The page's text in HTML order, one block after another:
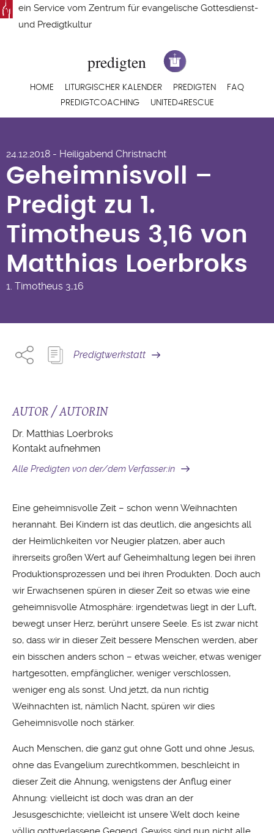
Direkt
zum
ein Service vom Zentrum für evangelische Gottesdienst-
und Predigtkultur
Hauptnavigation
HOME LITURGISCHER KALENDER PREDIGTEN
FAQ
PREDIGTCOACHING
UNITED4RESCUE
Predigt zu 1.
Timotheus 3,16 von
Matthias Loerbroks
24.12.2018 - Heiligabend Christnacht
Geheimnisvoll –
Predigt zu 1.
Timotheus 3,16 von
Matthias Loerbroks
1. Timotheus 3,16
Predigtwerkstatt
AUTOR / AUTORIN
Dr. Matthias Loerbroks
Kontakt aufnehmen
Alle Predigten von der/dem Verfasser:in
Eine geheimnisvolle Zeit – schon wenn Weihnachten
herannaht. Bei Kindern ist das deutlich, die angesichts all
der Heimlichkeiten vor Neugier platzen, aber auch
ihrerseits großen Wert auf Geheimhaltung legen bei ihren
Produktionsprozessen und bei ihren Produkten. Doch auch
wir Erwachsenen spüren in dieser Zeit so etwas wie eine
geheimnisvolle Atmosphäre: irgendetwas liegt in der Luft,
bewegt unser Herz, berührt unsere Seele. Es ist zwar nicht
so, dass wir in dieser Zeit bessere Menschen werden, aber
ein bisschen anders schon – etwas weicher, etwas weniger
hartgesotten, empfänglicher, weniger verschlossen,
weniger eng als sonst. Und jetzt, da nun richtig
Weihnachten ist, nämlich Nacht, spüren wir dies
Geheimnisvolle noch stärker.
Auch Menschen, die ganz gut ohne Gott und ohne Jesus,
ohne das Evangelium zurechtkommen, beschleicht in
dieser Zeit die Ahnung, wenigstens der Anflug einer
Ahnung: vielleicht ist doch was dran an der
Jesusgeschichte; vielleicht ist unsere Welt doch keine